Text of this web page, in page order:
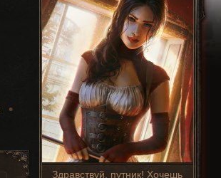
Здравствуй, путник! Хочешь
•